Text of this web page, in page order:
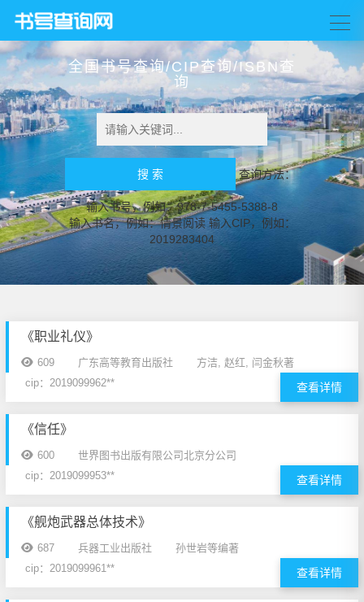
全国书号查询/CIP查询/ISBN查
询
查询方法：
输入书号，例如：978-7-5455-5388-8
输入书名，例如：情景阅读 输入CIP，例如：
2019283404
《职业礼仪》
609 广东高等教育出版社
方洁, 赵红, 闫金秋著
cip：2019099962**
查看详情
《信任》
600
世界图书出版有限公司北京分公司
cip：2019099953**
查看详情
《舰炮武器总体技术》
687 兵器工业出版社
孙世岩等编著
cip：2019099961**
查看详情